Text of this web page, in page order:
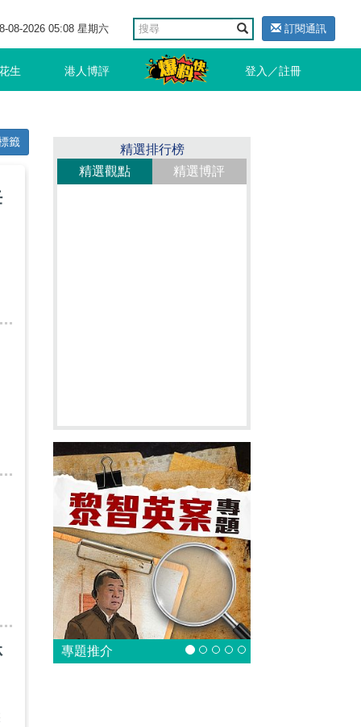
08-2026 05:08 星期六 訂閱通訊
生 港人博評 登入／註冊
籤
精選排行榜
精選觀點
精選博評
專題推介